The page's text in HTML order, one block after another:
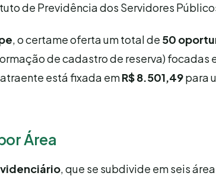
de Previdência dos Servidores
, o certame oferta um total de 50
de cadastro de reserva) focadas
está fixada emR$ 8.501,49para
Área
, que se subdivide em seis